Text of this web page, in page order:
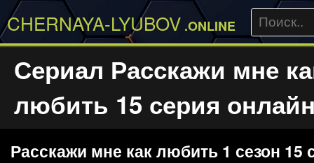
CHERNAYA-LYUBOV .ONLINE
Сериал Расскажи мне
любить 15 серия
Расскажи мне как любить 1 сезон 15